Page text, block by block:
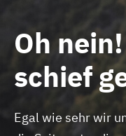
Oh
schief
Egal wie sehr wir